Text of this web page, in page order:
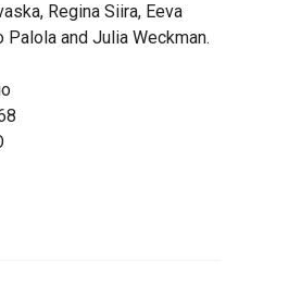
Regina Siira, Eeva
Palola and Julia Weckman.